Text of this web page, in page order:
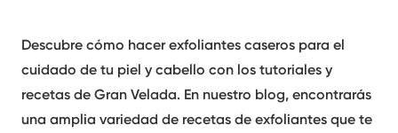
Descubre cómo hacerexfoliantes caseros para el
cuidado de tu piel y cabello con los tutoriales y
recetas de Gran Velada. En nuestro blog, encontrarás
una amplia variedad de recetas de exfoliantes que te